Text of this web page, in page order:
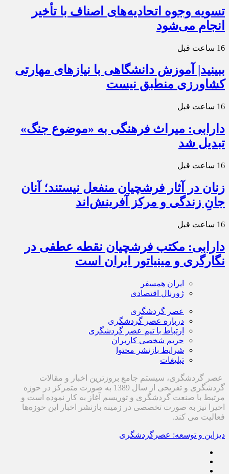
تسویه وجوه اتحادیه‌های اصناف با تأخیر
انجام می‌شود
16 ساعت قبل
ببینید| آموزش دانشگاهی با نیازهای مهارتی
کشاورزی منطبق نیست
16 ساعت قبل
دارابی: میراث‌ فرهنگی به «موضوع جنگ»
تبدیل شد
16 ساعت قبل
زنان در آثار فرشچیان منفعل نیستند؛ آنان
جانِ زندگی و مرکز آفرینش‌اند
16 ساعت قبل
دارابی: مکتب فرشچیان نقطه عطفی در
نگارگری و مینیاتور ایران است
ایران همسفر
ژورنال اقتصادی
عصر گردشگری
درباره عصر گردشگری
ارتباط با تیم عصر گردشگری
حریم شخصی کاربران
شرایط بازنشر محتوا
تبلیغات
عصر گردشگری، سیستم جامع بروزترین اخبار و مقالات
گردشگری و تفریحی از سال 1389 به صورت متمرکز در حوزه
مرتبط با صنعت گردشگری و توریسم آغاز به کار نموده است و
اخیرا نیز به صورت تخصصی در زمینه بازنشر اخبار این حوزه‌ها
فعالیت می کند.
دیزاین و توسعه: عصرگردشگری